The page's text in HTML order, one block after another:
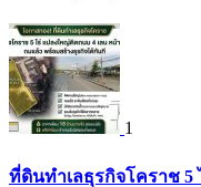
1
ที่ดินทำเลธุรกิจโคราช 5